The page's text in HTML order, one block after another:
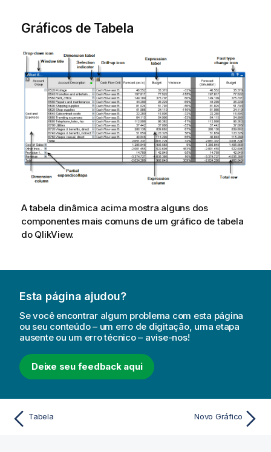
Gráficos de Tabela
A tabela dinâmica acima mostra alguns dos
componentes mais comuns de um gráfico de tabela
do QlikView.
Esta página ajudou?
Se você encontrar algum problema com esta página
ou seu conteúdo – um erro de digitação, uma etapa
ausente ou um erro técnico – avise-nos!
Deixe seu feedback aqui
Tabela Novo Gráfico